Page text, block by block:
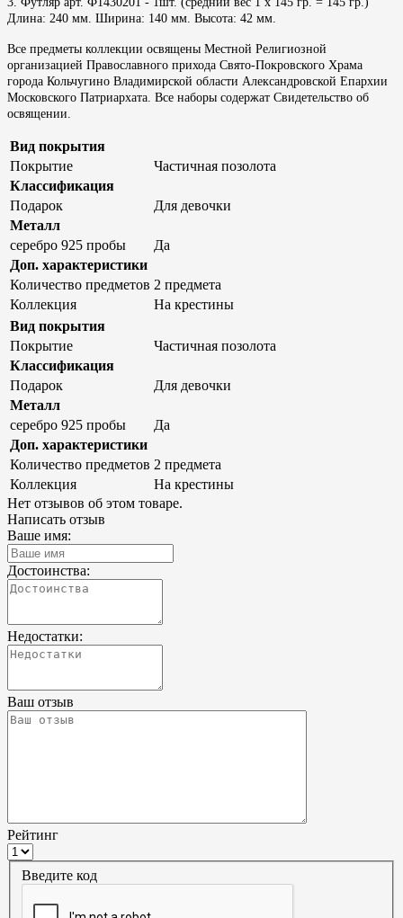
Длина: 240 мм. Ширина: 140 мм. Высота: 42 мм.
Все предметы коллекции освящены Местной Религиозной
организацией Православного прихода Свято-Покровского Храма
города Кольчугино Владимирской области Александровской Епархии
Московского Патриархата. Все наборы содержат Свидетельство об
освящении.
Вид покрытия
Покрытие
Частичная позолота
Классификация
Подарок
Для девочки
Металл
серебро 925 пробы
Да
Доп. характеристики
Количество предметов 2 предмета
Коллекция
На крестины
Вид покрытия
Покрытие
Частичная позолота
Классификация
Подарок
Для девочки
Металл
серебро 925 пробы
Да
Доп. характеристики
Количество предметов 2 предмета
Коллекция
На крестины
Нет отзывов об этом товаре.
Написать отзыв
Ваше имя:
Достоинства:
Недостатки:
Ваш отзыв
Рейтинг
Введите код